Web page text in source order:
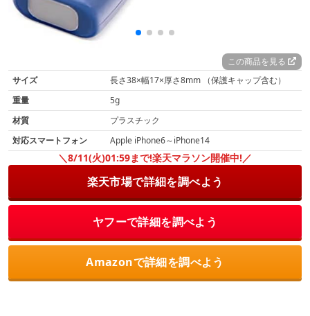
この商品を見る
サイズ
長さ38×幅17×厚さ8mm （保護キャップ含む）
重量
5g
材質
プラスチック
対応スマートフォン
Apple iPhone6～iPhone14
＼8/11(火)01:59まで!楽天マラソン開催中!／
楽天市場で詳細を調べよう
ヤフーで詳細を調べよう
Amazonで詳細を調べよう